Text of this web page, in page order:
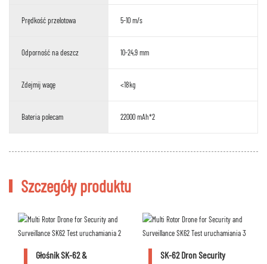
Prędkość przelotowa 5-10 m/s
Odporność na deszcz 10-24,9 mm
Zdejmij wagę <18kg
Bateria polecam 22000 mAh*2
Szczegóły produktu
Głośnik SK-62 &
SK-62 Dron Security